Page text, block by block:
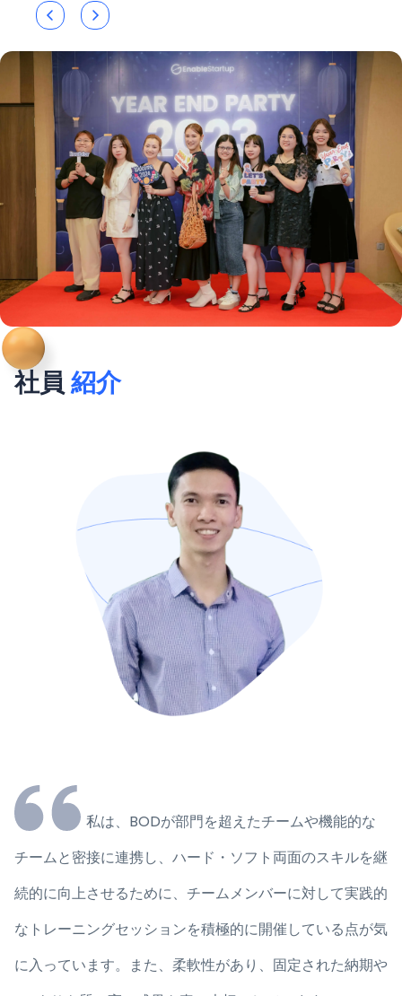
社員紹介
機能的な
のスキルを継
対して実践的
ている点が気
された納期や
Enable Startupでは、希望すれば異
に挑戦することが奨励され、これは多くの企
晴らしい柔軟性です。もうひとつ、私がこの
っているのは、本当に健全で、枠にはまらな
ことです。